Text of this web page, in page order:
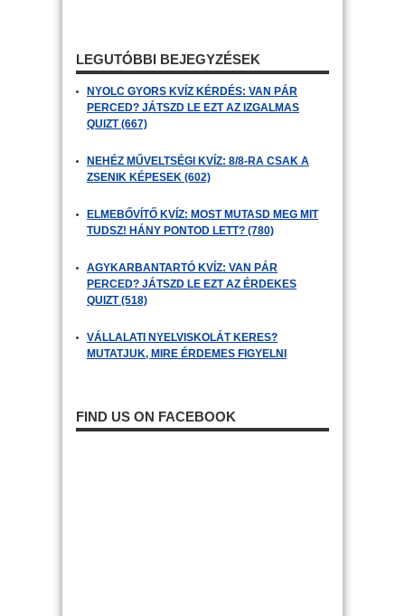
LEGUTÓBBI BEJEGYZÉSEK
NYOLC GYORS KVÍZ KÉRDÉS: VAN PÁR
PERCED? JÁTSZD LE EZT AZ IZGALMAS
QUIZT (667)
NEHÉZ MŰVELTSÉGI KVÍZ: 8/8-RA CSAK A
ZSENIK KÉPESEK (602)
ELMEBŐVÍTŐ KVÍZ: MOST MUTASD MEG MIT
TUDSZ! HÁNY PONTOD LETT? (780)
AGYKARBANTARTÓ KVÍZ: VAN PÁR
PERCED? JÁTSZD LE EZT AZ ÉRDEKES
QUIZT (518)
VÁLLALATI NYELVISKOLÁT KERES?
MUTATJUK, MIRE ÉRDEMES FIGYELNI
FIND US ON FACEBOOK